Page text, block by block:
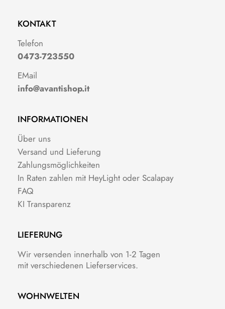
KONTAKT
Telefon
0473-723550
EMail
info@avantishop.it
INFORMATIONEN
Über uns
Versand und Lieferung
Zahlungsmöglichkeiten
In Raten zahlen mit HeyLight oder Scalapay
FAQ
KI Transparenz
LIEFERUNG
Wir versenden innerhalb von 1-2 Tagen
mit verschiedenen Lieferservices.
WOHNWELTEN